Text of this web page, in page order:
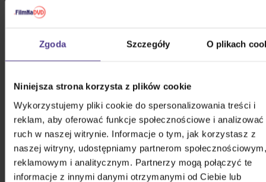
Zgoda Szczegóły O plikach
Niniejsza strona korzysta z plików cookie
Wykorzystujemy pliki cookie do spersonalizowania treści i
reklam, aby oferować funkcje społecznościowe i analizować
ruch w naszej witrynie. Informacje o tym, jak korzystasz z
naszej witryny, udostępniamy partnerom społecznościowym,
reklamowym i analitycznym. Partnerzy mogą połączyć te
informacje z innymi danymi otrzymanymi od Ciebie lub
6Blu-ray
159,80 zł
Bodyguard